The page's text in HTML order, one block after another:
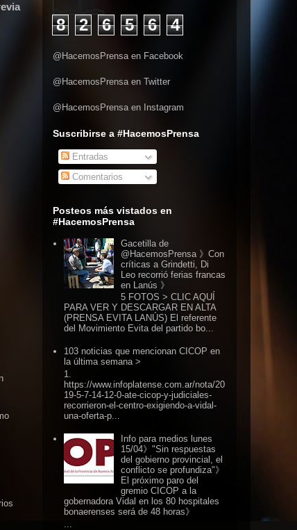
8 2 6 5 6 4
@HacemosPrensa en Facebook
@HacemosPrensa en Twitter
@HacemosPrensa en Instagram
Suscribirse a #HacemosPrensa
Entradas
Comentarios
Posteos más vistados en
#HacemosPrensa
Gacetilla de
@HacemosPrensa 》Con
críticas a Grindetti, Di
Leo recorrió ferias francas
en Lanús 》
5 FOTOS > CLIC AQUÍ
PARA VER Y DESCARGAR EN ALTA
(PRENSA EVITA LANÚS) El referente
del Movimiento Evita del partido bo...
103 noticias que mencionan CICOP en
la última semana >
1.
https://www.infoplatense.com.ar/nota/20
19-5-7-14-12-0-ate-cicop-y-judiciales-
recorrieron-el-centro-exigiendo-a-vidal-
una-oferta-p...
Info para medios lunes
15/04》"Sin respuestas
del gobierno provincial, el
conflicto se profundiza"》
El próximo paro del
gremio CICOP a la
gobernadora Vidal en los 80 hospitales
bonaerenses será de 48 horas》